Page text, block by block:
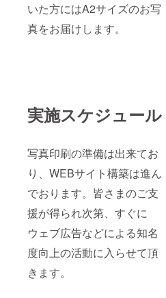
いた方にはA2サイズのお写
真をお届けします。
実施スケジュール
写真印刷の準備は出来てお
り、WEBサイト構築は進ん
でおります。皆さまのご支
援が得られ次第、すぐに
ウェブ広告などによる知名
度向上の活動に入らせて頂
きます。